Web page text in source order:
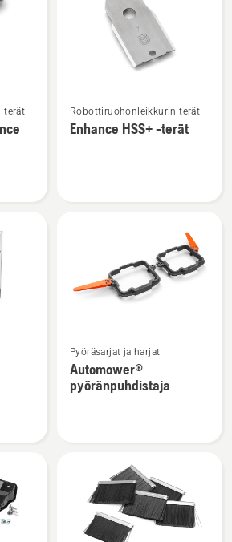
terät
lisätietoja
tuotteesta
Robottiruohonleikkurin terät
Enhance HSS+ -terät
lisätietoja
tuotteesta
Automower®
Pyöräsarjat ja harjat
Automower®
pyöränpuhdistaja